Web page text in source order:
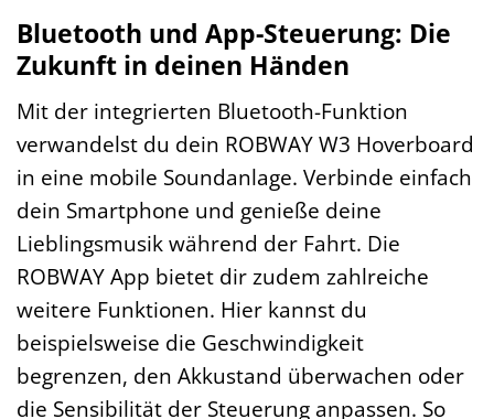
Bluetooth und App-Steuerung: Die
Zukunft in deinen Händen
Mit der integrierten Bluetooth-Funktion
verwandelst du dein ROBWAY W3 Hoverboard
in eine mobile Soundanlage. Verbinde einfach
dein Smartphone und genieße deine
Lieblingsmusik während der Fahrt. Die
ROBWAY App bietet dir zudem zahlreiche
weitere Funktionen. Hier kannst du
beispielsweise die Geschwindigkeit
begrenzen, den Akkustand überwachen oder
die Sensibilität der Steuerung anpassen. So